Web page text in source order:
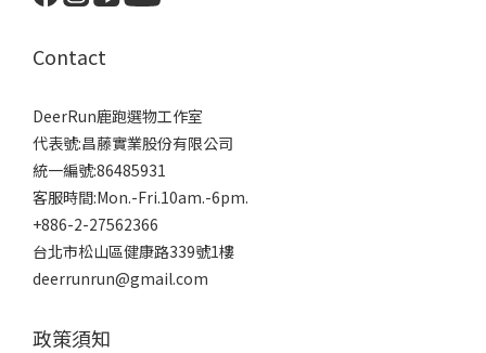
Contact
DeerRun鹿跑選物工作室
代表號:昌藤實業股份有限公司
統一編號:86485931
客服時間:Mon.-Fri.10am.-6pm.
+886-2-27562366
台北市松山區健康路339號1樓
deerrunrun@gmail.com
政策須知